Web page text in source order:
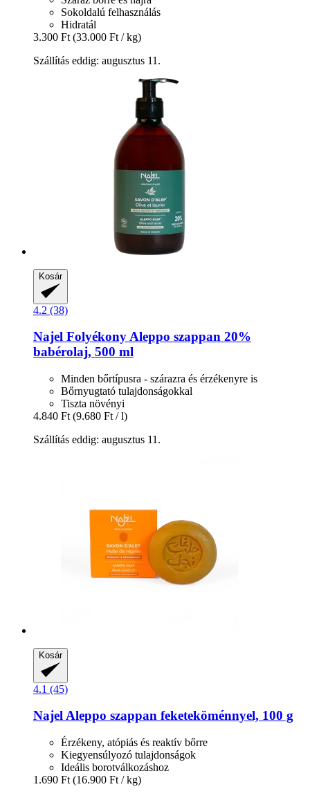
Sokoldalú felhasználás
Hidratál
3.300 Ft (33.000 Ft / kg)
Szállítás eddig: augusztus 11.
Kosár
4.2 (38)
Najel Folyékony Aleppo szappan 20%
babérolaj, 500 ml
Minden bőrtípusra - szárazra és érzékenyre is
Bőrnyugtató tulajdonságokkal
Tiszta növényi
4.840 Ft (9.680 Ft / l)
Szállítás eddig: augusztus 11.
Kosár
4.1 (45)
NajelAleppo szappan feketeköménnyel, 100 g
Érzékeny, atópiás és reaktív bőrre
Kiegyensúlyozó tulajdonságok
Ideális borotválkozáshoz
1.690 Ft (16.900 Ft / kg)